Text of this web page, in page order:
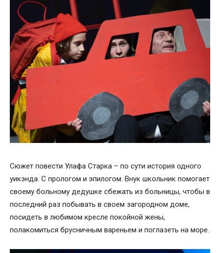
Сюжет повести Улафа Старка – по сути история одного
уикэнда. С прологом и эпилогом. Внук школьник помогает
своему больному дедушке сбежать из больницы, чтобы в
последний раз побывать в своем загородном доме,
посидеть в любимом кресле покойной жены,
полакомиться брусничным вареньем и поглазеть на море.